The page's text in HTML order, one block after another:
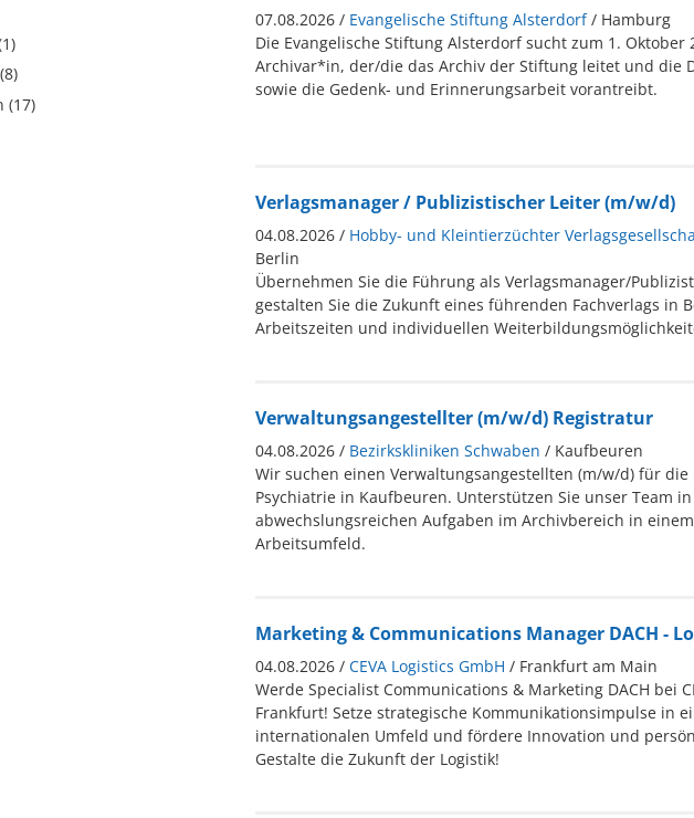
(17)
07.08.2026 / Evangelische Stiftung Alsterdorf / Hamburg
Die Evangelische Stiftung Alsterdorf sucht zum 1. Oktober
Archivar*in, der/die das Archiv der Stiftung leitet und die
sowie die Gedenk- und Erinnerungsarbeit vorantreibt.
Verlagsmanager / Publizistischer Leiter (m/w/d)
04.08.2026 / Hobby- und Kleintierzüchter
Berlin
Übernehmen Sie die Führung als Verlagsmanager/
gestalten Sie die Zukunft eines führenden Fachverlags in
Arbeitszeiten und individuellen
Verwaltungsangestellter (m/w/d) Registratur
04.08.2026 / Bezirkskliniken Schwaben / Kaufbeuren
Wir suchen einen Verwaltungsangestellten (m/w/d) für
Psychiatrie in Kaufbeuren. Unterstützen Sie unser Team in
abwechslungsreichen Aufgaben im Archivbereich in
Arbeitsumfeld.
Marketing & Communications Manager DACH -
04.08.2026 / CEVA Logistics GmbH / Frankfurt am Main
Werde Specialist Communications & Marketing DACH bei
Frankfurt! Setze strategische Kommunikationsimpulse in
internationalen Umfeld und fördere Innovation und
Gestalte die Zukunft der Logistik!